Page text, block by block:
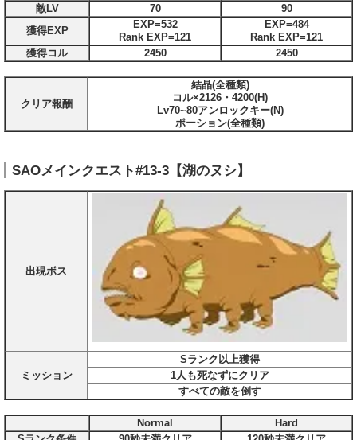
敵LV
70
90
獲得EXP
EXP=532
Rank EXP=121
EXP=484
Rank EXP=121
獲得コル
2450 2450
クリア報酬
結晶(全種類)
コル×2126・4200(H)
Lv70~80アンロックキー(N)
ポーション(全種類)
SAOメインクエスト#13-3【湖のヌシ】
出現ボス
ミッション
Sランク以上獲得
1人も死なずにクリア
すべての敵を倒す
Normal
Hard